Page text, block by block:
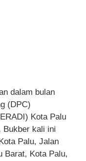
dalam bulan
(DPC)
Kota Palu
Bukber kali ini
Palu, Jalan
Barat, Kota Palu,